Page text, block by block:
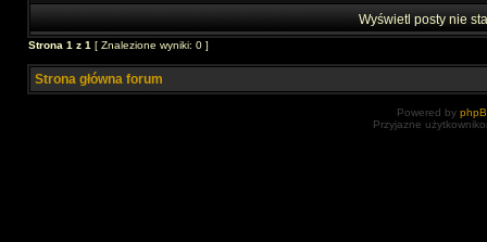
Wyświetl posty nie
Strona 1 z 1 [ Znalezione wyniki: 0 ]
Strona główna forum
Powered by
Przyjazne